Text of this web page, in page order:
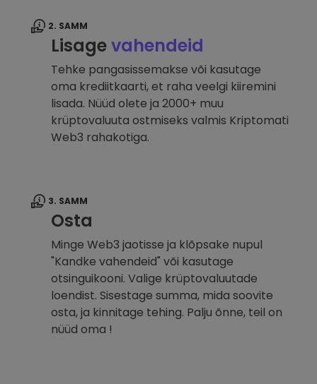
2. SAMM
Lisagevahendeid
Tehke pangasissemakse või kasutage
oma krediitkaarti, et raha veelgi kiiremini
lisada. Nüüd olete ja 2000+ muu
krüptovaluuta ostmiseks valmis Kriptomati
Web3 rahakotiga.
3. SAMM
Osta
Minge Web3 jaotisse ja klõpsake nupul
"Kandke vahendeid" või kasutage
otsinguikooni. Valige krüptovaluutade
loendist. Sisestage summa, mida soovite
osta, ja kinnitage tehing. Palju õnne, teil on
nüüd oma !